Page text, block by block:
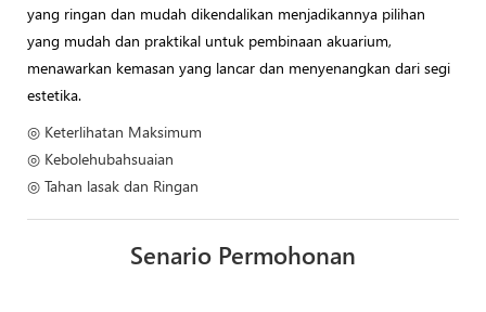
yang ringan dan mudah dikendalikan menjadikannya pilihan
yang mudah dan praktikal untuk pembinaan akuarium,
menawarkan kemasan yang lancar dan menyenangkan dari segi
estetika.
◎ Keterlihatan Maksimum
◎ Kebolehubahsuaian
◎ Tahan lasak dan Ringan
Senario Permohonan